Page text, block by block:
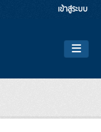
เข้าสู่ระบบ